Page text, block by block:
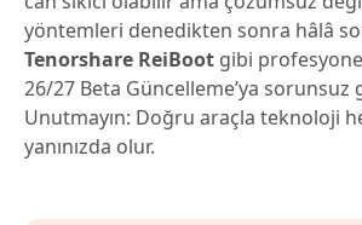
yöntemleri denedikten sonra hâlâ
Tenorshare ReiBoot gibi
26/27 Beta Güncelleme’ya sorunsuz
Unutmayın: Doğru araçla teknoloji
yanınızda olur.